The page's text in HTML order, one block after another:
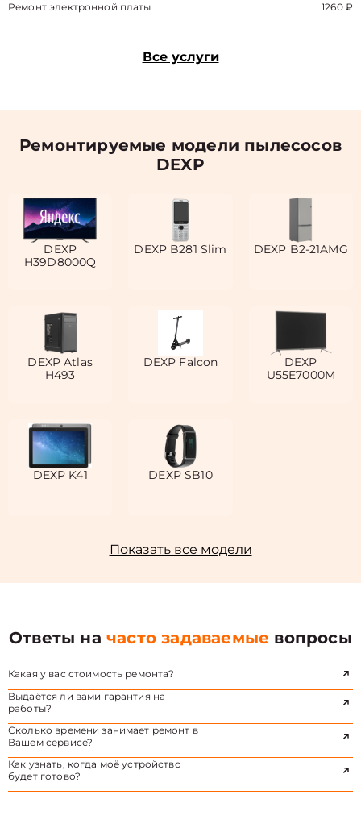
Ремонт электронной платы 1260 ₽
Все услуги
Ремонтируемые модели пылесосов
DEXP
DEXP
H39D8000Q
DEXP B281 Slim DEXP B2-21AMG
DEXP Atlas
H493
DEXP Falcon
DEXP
U55E7000M
DEXP K41 DEXP SB10
Показать все модели
Ответы начасто задаваемые вопросы
Какая у вас стоимость ремонта?
Выдаётся ли вами гарантия на
работы?
Сколько времени занимает ремонт в
Вашем сервисе?
Как узнать, когда моё устройство
будет готово?